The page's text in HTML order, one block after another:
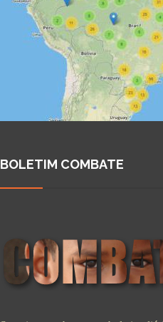
BOLETIM COMBATE